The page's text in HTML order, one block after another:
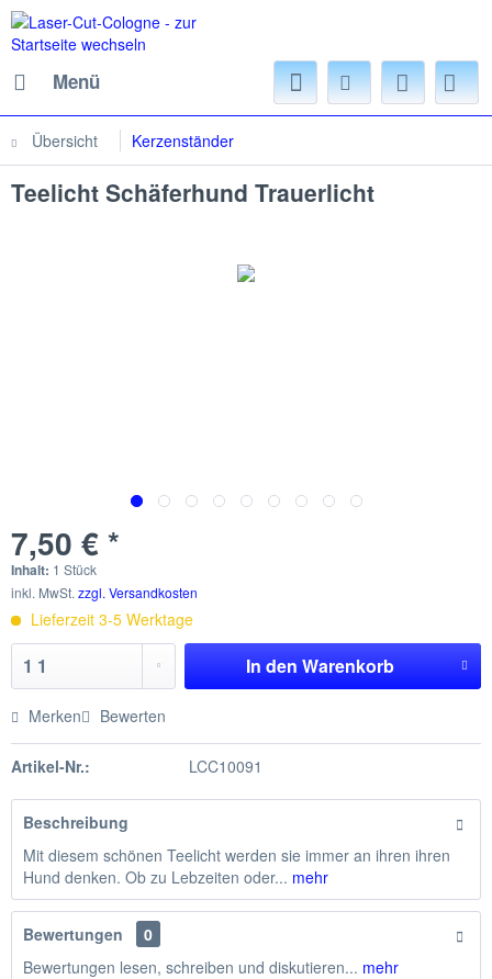
Menü
Übersicht Kerzenständer
Teelicht Schäferhund Trauerlicht
7,50 € *
Inhalt: 1 Stück
inkl. MwSt. zzgl. Versandkosten
Lieferzeit 3-5 Werktage
In den Warenkorb
Merken Bewerten
Artikel-Nr.: LCC10091
Beschreibung
Mit diesem schönen Teelicht werden sie immer an ihren ihren
Hund denken. Ob zu Lebzeiten oder... mehr
Bewertungen
0
Bewertungen lesen, schreiben und diskutieren... mehr